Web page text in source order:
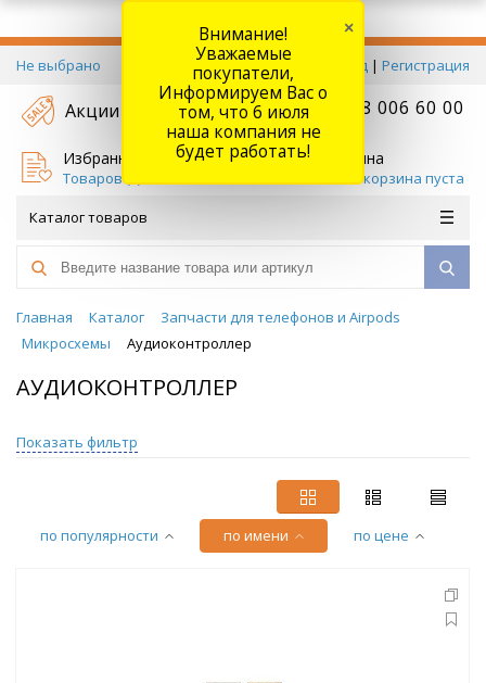
Не выбрано Вход | Регистрация
Акции +7 778 006 60 00
Избранное
Товаров (
Корзина
Ваша корзина пуста
Каталог товаров
Главная Каталог
Запчасти для телефонов и Airpods
Микросхемы
Аудиоконтроллер
АУДИОКОНТРОЛЛЕР
Показать фильтр
по популярности по имени по цене
Внимание!
Уважаемые
покупатели,
Информируем Вас о
том, что 6 июля
наша компания не
будет работать!
×